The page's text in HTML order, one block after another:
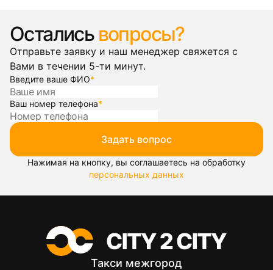
Остались вопросы?
Отправьте заявку и наш менеджер свяжется с
Вами в течении 5-ти минут.
Введите ваше ФИО*
Ваш номер телефона*
Задать вопрос
Нажимая на кнопку, вы соглашаетесь на обработку
персональных данных
Такси межгород